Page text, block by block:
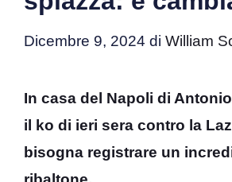
Dicembre 9, 2024 di William
In casa del Napoli di
il ko di ieri sera contro la
bisogna registrare un